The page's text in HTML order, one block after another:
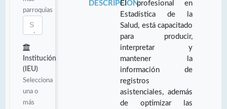
parroquias
Institución
(IEU)
Selecciona
una o
más
DESCRIPCIÓN:El profesional en
Estadística de la
Salud, está capacitado
para producir,
interpretar y
mantener la
información de
registros
asistenciales, además
de optimizar las